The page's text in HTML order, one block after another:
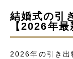
結婚式の引
【2026年最
2026年の引き出